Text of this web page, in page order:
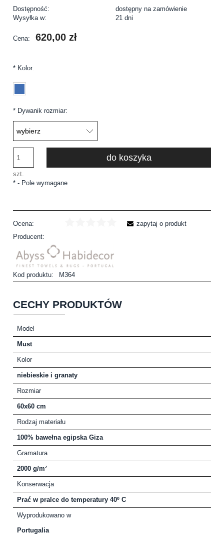
Dostępność:
dostępny na zamówienie
Wysyłka w:
21 dni
Cena: 620,00 zł
* Kolor:
* Dywanik rozmiar:
szt.
do koszyka
* - Pole wymagane
Ocena:
Producent:
Kod produktu: M364
zapytaj o produkt
CECHY PRODUKTÓW
Model
Must
Kolor
niebieskie i granaty
Rozmiar
60x60 cm
Rodzaj materiału
100% bawełna egipska Giza
Gramatura
2000 g/m²
Konserwacja
Prać w pralce do temperatury 40º C
Wyprodukowano w
Portugalia